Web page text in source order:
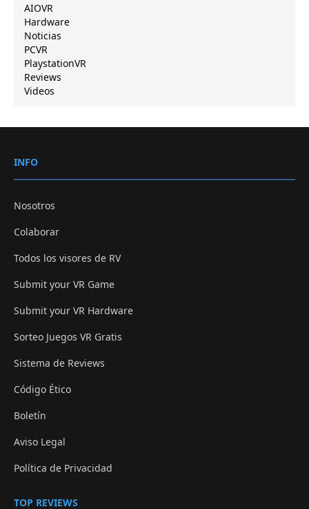
AIOVR
Hardware
Noticias
PCVR
PlaystationVR
Reviews
Videos
INFO
Nosotros
Colaborar
Todos los visores de RV
Submit your VR Game
Submit your VR Hardware
Sorteo Juegos VR Gratis
Sistema de Reviews
Código Ético
Boletín
Aviso Legal
Política de Privacidad
TOP REVIEWS